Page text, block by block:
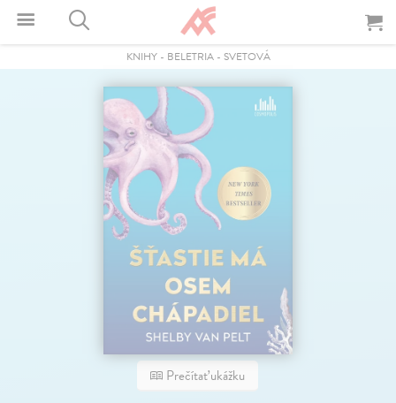
KNIHY- BELETRIA- SVETOVÁ
Prečítať ukážku